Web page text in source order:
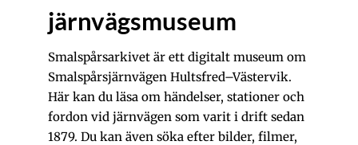
järnvägsmuseum
Smalspårsarkivet är ett digitalt museum om
Smalspårsjärnvägen Hultsfred–Västervik.
Här kan du läsa om händelser, stationer och
fordon vid järnvägen som varit i drift sedan
1879. Du kan även söka efter bilder, filmer,